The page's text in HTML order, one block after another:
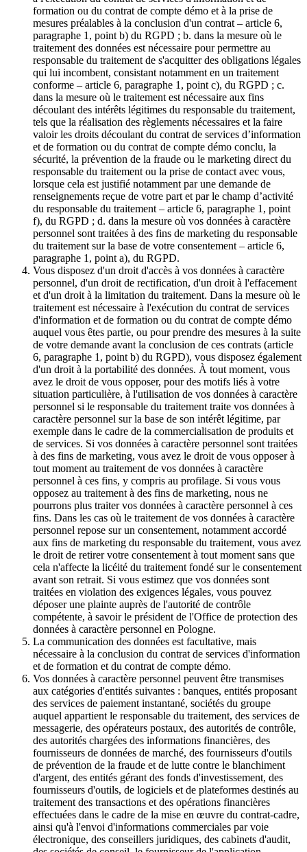
formation ou du contrat de compte démo et à la prise de
mesures préalables à la conclusion d'un contrat – article 6,
paragraphe 1, point b) du RGPD ; b. dans la mesure où le
traitement des données est nécessaire pour permettre au
responsable du traitement de s'acquitter des obligations légales
qui lui incombent, consistant notamment en un traitement
conforme – article 6, paragraphe 1, point c), du RGPD ; c.
dans la mesure où le traitement est nécessaire aux fins
découlant des intérêts légitimes du responsable du traitement,
tels que la réalisation des règlements nécessaires et la faire
valoir les droits découlant du contrat de services d’information
et de formation ou du contrat de compte démo conclu, la
sécurité, la prévention de la fraude ou le marketing direct du
responsable du traitement ou la prise de contact avec vous,
lorsque cela est justifié notamment par une demande de
renseignements reçue de votre part et par le champ d’activité
du responsable du traitement – article 6, paragraphe 1, point
f), du RGPD ; d. dans la mesure où vos données à caractère
personnel sont traitées à des fins de marketing du responsable
du traitement sur la base de votre consentement – article 6,
paragraphe 1, point a), du RGPD.
Vous disposez d'un droit d'accès à vos données à caractère
personnel, d'un droit de rectification, d'un droit à l'effacement
et d'un droit à la limitation du traitement. Dans la mesure où le
traitement est nécessaire à l'exécution du contrat de services
d'information et de formation ou du contrat de compte démo
auquel vous êtes partie, ou pour prendre des mesures à la suite
de votre demande avant la conclusion de ces contrats (article
6, paragraphe 1, point b) du RGPD), vous disposez également
d'un droit à la portabilité des données. À tout moment, vous
avez le droit de vous opposer, pour des motifs liés à votre
situation particulière, à l'utilisation de vos données à caractère
personnel si le responsable du traitement traite vos données à
caractère personnel sur la base de son intérêt légitime, par
exemple dans le cadre de la commercialisation de produits et
de services. Si vos données à caractère personnel sont traitées
à des fins de marketing, vous avez le droit de vous opposer à
tout moment au traitement de vos données à caractère
personnel à ces fins, y compris au profilage. Si vous vous
opposez au traitement à des fins de marketing, nous ne
pourrons plus traiter vos données à caractère personnel à ces
fins. Dans les cas où le traitement de vos données à caractère
personnel repose sur un consentement, notamment accordé
aux fins de marketing du responsable du traitement, vous avez
le droit de retirer votre consentement à tout moment sans que
cela n'affecte la licéité du traitement fondé sur le consentement
avant son retrait. Si vous estimez que vos données sont
traitées en violation des exigences légales, vous pouvez
déposer une plainte auprès de l'autorité de contrôle
compétente, à savoir le président de l'Office de protection des
données à caractère personnel en Pologne.
La communication des données est facultative, mais
nécessaire à la conclusion du contrat de services d'information
et de formation et du contrat de compte démo.
Vos données à caractère personnel peuvent être transmises
aux catégories d'entités suivantes : banques, entités proposant
des services de paiement instantané, sociétés du groupe
auquel appartient le responsable du traitement, des services de
messagerie, des opérateurs postaux, des autorités de contrôle,
des autorités chargées des informations financières, des
fournisseurs de données de marché, des fournisseurs d'outils
de prévention de la fraude et de lutte contre le blanchiment
d'argent, des entités gérant des fonds d'investissement, des
fournisseurs d'outils, de logiciels et de plateformes destinés au
traitement des transactions et des opérations financières
effectuées dans le cadre de la mise en œuvre du contrat-cadre,
ainsi qu'à l'envoi d'informations commerciales par voie
électronique, des conseillers juridiques, des cabinets d'audit,